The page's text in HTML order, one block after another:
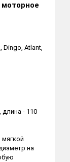
моторное
Dingo, Atlant,
- 110
на